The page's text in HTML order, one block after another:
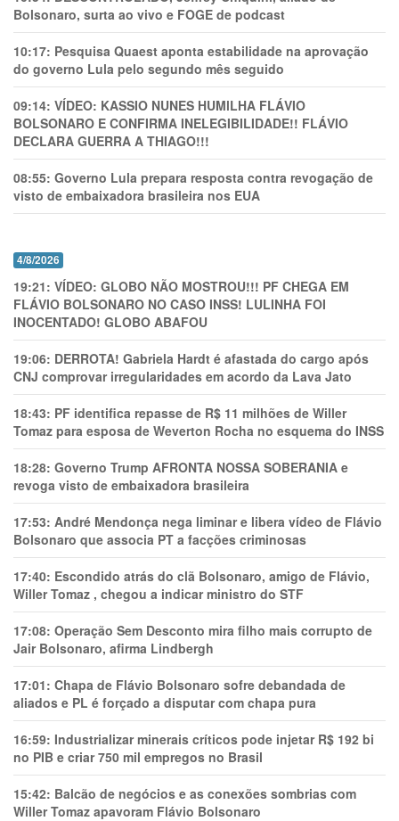
Bolsonaro, surta ao vivo e FOGE de podcast
10:17: Pesquisa Quaest aponta estabilidade na aprovação
do governo Lula pelo segundo mês seguido
09:14: VÍDEO: KASSIO NUNES HUMlLHA FLÁVIO
BOLSONARO E CONFIRMA INELEGIBILIDADE!! FLÁVIO
DECLARA GUERRA A THIAGO!!!
08:55: Governo Lula prepara resposta contra revogação de
visto de embaixadora brasileira nos EUA
4/8/2026
19:21: VÍDEO: GLOBO NÃO MOSTROU!!! PF CHEGA EM
FLÁVIO BOLSONARO NO CASO INSS! LULINHA FOI
INOCENTADO! GLOBO ABAFOU
19:06: DERROTA! Gabriela Hardt é afastada do cargo após
CNJ comprovar irregularidades em acordo da Lava Jato
18:43: PF identifica repasse de R$ 11 milhões de Willer
Tomaz para esposa de Weverton Rocha no esquema do INSS
18:28: Governo Trump AFRONTA NOSSA SOBERANIA e
revoga visto de embaixadora brasileira
17:53: André Mendonça nega liminar e libera vídeo de Flávio
Bolsonaro que associa PT a facções criminosas
17:40: Escondido atrás do clã Bolsonaro, amigo de Flávio,
Willer Tomaz , chegou a indicar ministro do STF
17:08: Operação Sem Desconto mira filho mais corrupto de
Jair Bolsonaro, afirma Lindbergh
17:01: Chapa de Flávio Bolsonaro sofre debandada de
aliados e PL é forçado a disputar com chapa pura
16:59: Industrializar minerais críticos pode injetar R$ 192 bi
no PIB e criar 750 mil empregos no Brasil
15:42: Balcão de negócios e as conexões sombrias com
Willer Tomaz apavoram Flávio Bolsonaro